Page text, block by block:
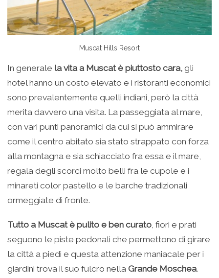
Muscat Hills Resort
In generale la vita a Muscat è piuttosto cara, gli
hotel hanno un costo elevato e i ristoranti economici
sono prevalentemente quelli indiani, però la città
merita davvero una visita. La passeggiata al mare,
con vari punti panoramici da cui si può ammirare
come il centro abitato sia stato strappato con forza
alla montagna e sia schiacciato fra essa e il mare,
regala degli scorci molto belli fra le cupole e i
minareti color pastello e le barche tradizionali
ormeggiate di fronte.
Tutto a Muscat è pulito e ben curato, fiori e prati
seguono le piste pedonali che permettono di girare
la città a piedi e questa attenzione maniacale per i
giardini trova il suo fulcro nella Grande Moschea.